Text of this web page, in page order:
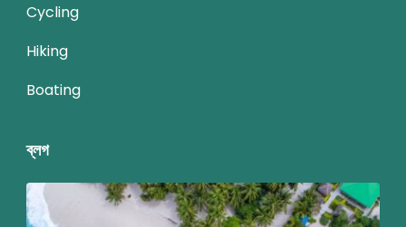
Cycling
Hiking
Boating
ব্লগ